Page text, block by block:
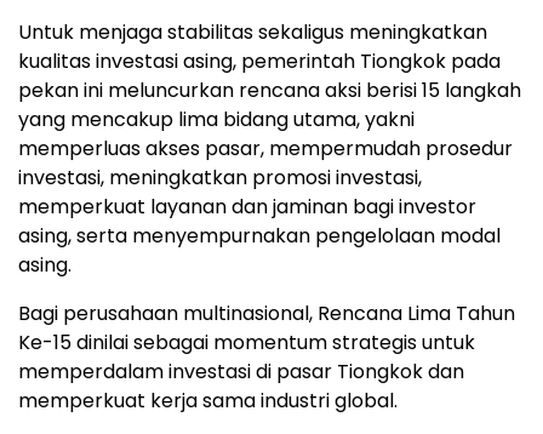
Untuk menjaga stabilitas sekaligus meningkatkan
kualitas investasi asing, pemerintah Tiongkok pada
pekan ini meluncurkan rencana aksi berisi 15 langkah
yang mencakup lima bidang utama, yakni
memperluas akses pasar, mempermudah prosedur
investasi, meningkatkan promosi investasi,
memperkuat layanan dan jaminan bagi investor
asing, serta menyempurnakan pengelolaan modal
asing.
Bagi perusahaan multinasional, Rencana Lima Tahun
Ke-15 dinilai sebagai momentum strategis untuk
memperdalam investasi di pasar Tiongkok dan
memperkuat kerja sama industri global.